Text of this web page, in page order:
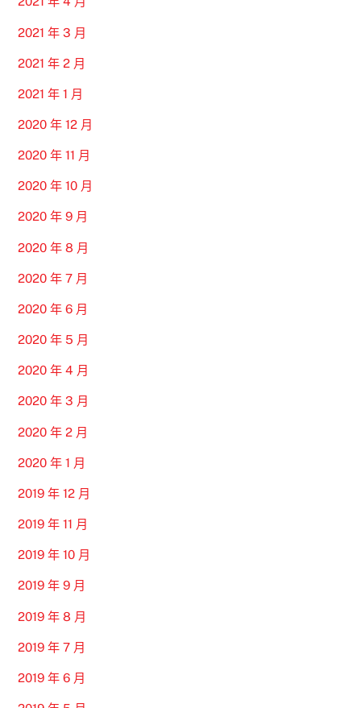
2021 年 3 月
2021 年 2 月
2021 年 1 月
2020 年 12 月
2020 年 11 月
2020 年 10 月
2020 年 9 月
2020 年 8 月
2020 年 7 月
2020 年 6 月
2020 年 5 月
2020 年 4 月
2020 年 3 月
2020 年 2 月
2020 年 1 月
2019 年 12 月
2019 年 11 月
2019 年 10 月
2019 年 9 月
2019 年 8 月
2019 年 7 月
2019 年 6 月